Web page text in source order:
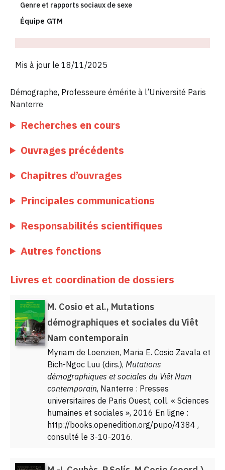
Démographe, Professeure émérite à l’Université Paris
Nanterre
Recherches en cours
Ouvrages précédents
Chapitres d’ouvrages
Principales communications
Responsabilités scientifiques
Autres fonctions
Livres et coordination de dossiers
M. Cosio et al., Mutations
démographiques et sociales du Viêt
Nam contemporain
Myriam de Loenzien, Maria E. Cosio Zavala et
Bich-Ngoc Luu (dirs.), Mutations
démographiques et sociales du Viêt Nam
contemporain, Nanterre : Presses
universitaires de Paris Ouest, coll. « Sciences
humaines et sociales », 2016 En ligne :
http://books.openedition.org/pupo/4384 ,
consulté le 3-10-2016.
Genre et rapports sociaux de sexe
Équipe GTM
Mis à jour le 18/11/2025